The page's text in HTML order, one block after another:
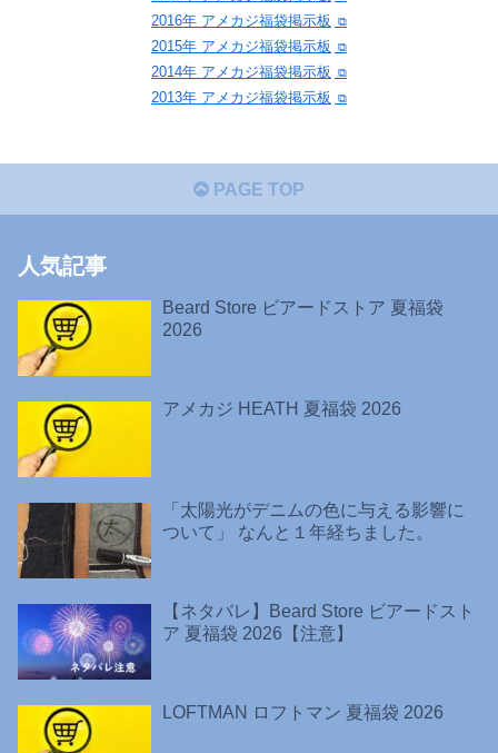
2016年 アメカジ福袋掲示板
2015年 アメカジ福袋掲示板
2014年 アメカジ福袋掲示板
2013年 アメカジ福袋掲示板
PAGE TOP
人気記事
Beard Store ビアードストア 夏福袋
2026
アメカジ HEATH 夏福袋 2026
「太陽光がデニムの色に与える影響に
ついて」 なんと１年経ちました。
【ネタバレ】Beard Store ビアードスト
ア 夏福袋 2026【注意】
LOFTMAN ロフトマン 夏福袋 2026